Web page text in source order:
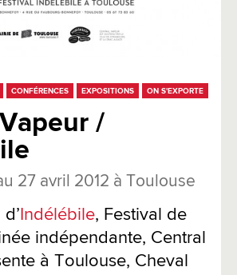
CONFÉRENCES EXPOSITIONS ON S'EXPORTE
/
27 avril 2012 à Toulouse
Indélébile, Festival de
indépendante, Central
à Toulouse, Cheval